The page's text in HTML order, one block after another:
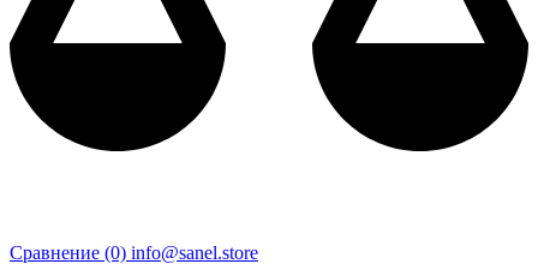
Сравнение (0) info@sanel.store